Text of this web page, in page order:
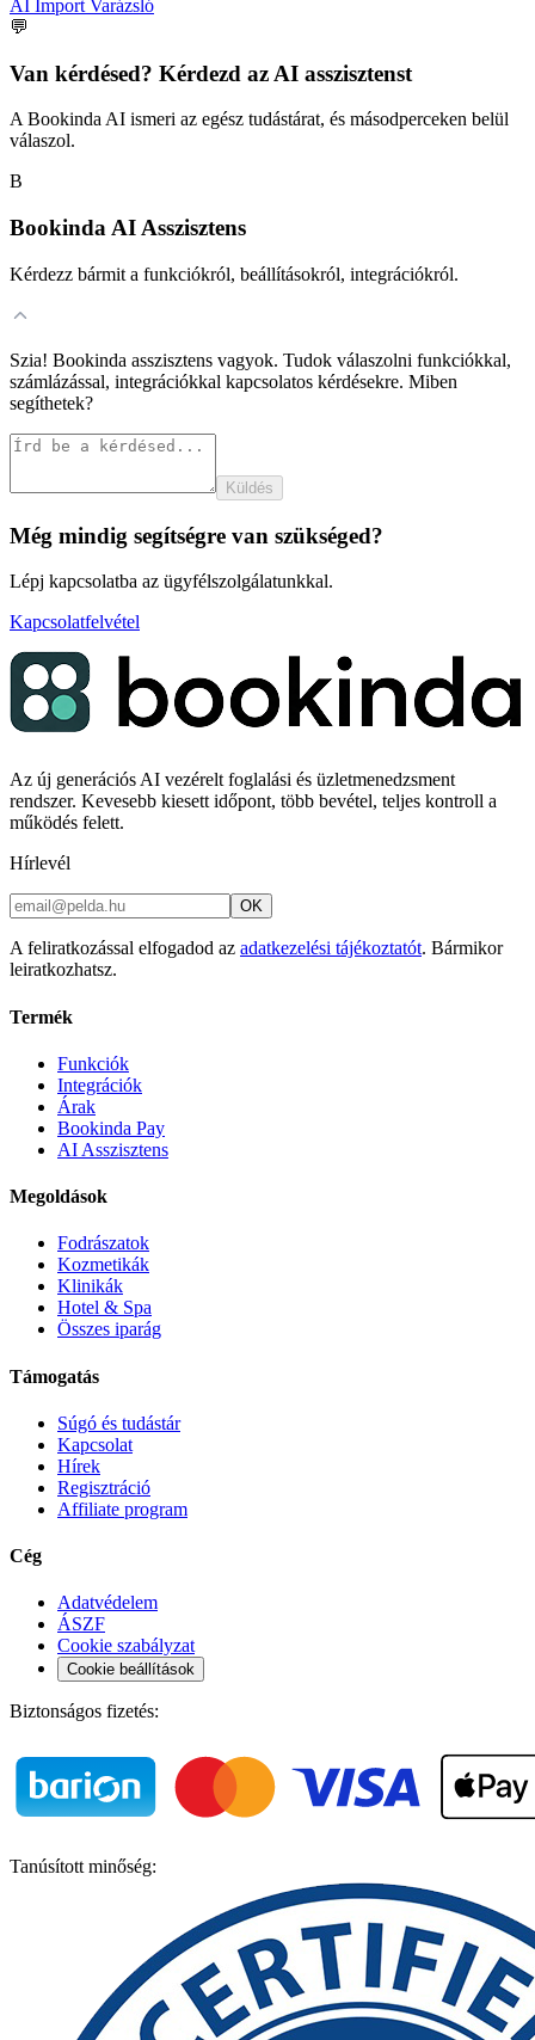
AI Import Varázsló
💬
Van kérdésed? Kérdezd az AI asszisztenst
A Bookinda AI ismeri az egész tudástárat, és másodperceken belül
válaszol.
B
Bookinda AI Asszisztens
Kérdezz bármit a funkciókról, beállításokról, integrációkról.
Szia! Bookinda asszisztens vagyok. Tudok válaszolni funkciókkal,
számlázással, integrációkkal kapcsolatos kérdésekre. Miben
segíthetek?
Küldés
Még mindig segítségre van szükséged?
Lépj kapcsolatba az ügyfélszolgálatunkkal.
Kapcsolatfelvétel
Az új generációs AI vezérelt foglalási és üzletmenedzsment
rendszer. Kevesebb kiesett időpont, több bevétel, teljes kontroll a
működés felett.
Hírlevél
OK
A feliratkozással elfogadod az adatkezelési tájékoztatót. Bármikor
leiratkozhatsz.
Termék
Funkciók
Integrációk
Árak
Bookinda Pay
AI Asszisztens
Megoldások
Fodrászatok
Kozmetikák
Klinikák
Hotel & Spa
Összes iparág
Támogatás
Súgó és tudástár
Kapcsolat
Hírek
Regisztráció
Affiliate program
Cég
Adatvédelem
ÁSZF
Cookie szabályzat
Cookie beállítások
Biztonságos fizetés:
Tanúsított minőség: